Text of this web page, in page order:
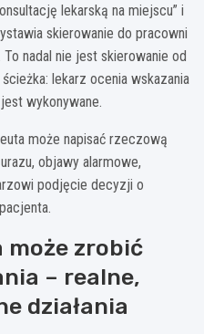
lekarską na miejscu” i
skierowanie do pracowni
nadal nie jest skierowanie od
lekarz ocenia wskazania
wykonywane.
może napisać rzeczową
objawy alarmowe,
podjęcie decyzji o
zrobić
– realne,
działania